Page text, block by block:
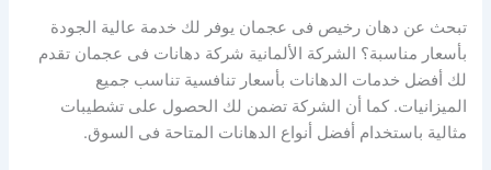
تبحث عن دهان رخيص فى عجمان يوفر لك خدمة عالية الجودة
بأسعار مناسبة؟ الشركة الألمانية شركة دهانات فى عجمان تقدم
لك أفضل خدمات الدهانات بأسعار تنافسية تناسب جميع
الميزانيات. كما أن الشركة تضمن لك الحصول على تشطيبات
مثالية باستخدام أفضل أنواع الدهانات المتاحة فى السوق.